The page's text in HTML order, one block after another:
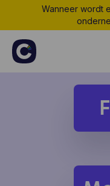
Wanneer wordt